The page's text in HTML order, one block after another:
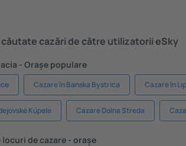
căutate cazări de către utilizatorii eSky
- Orașe populare
Cazare în Banska Bystrica Cazare în
Kúpele Cazare Dolna Streda
locuri de cazare - orașe